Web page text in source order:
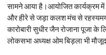
सामने आया है।आयोजित कार्यक्रम
और हीरे से जड़ा कलश मंच से
कारोबारी सुधीर जैन रोजाना
लोकसभा अध्यक्ष ओम बिड़ला भी